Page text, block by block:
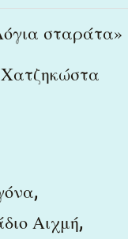
σταράτα»
,
Αιχμή,